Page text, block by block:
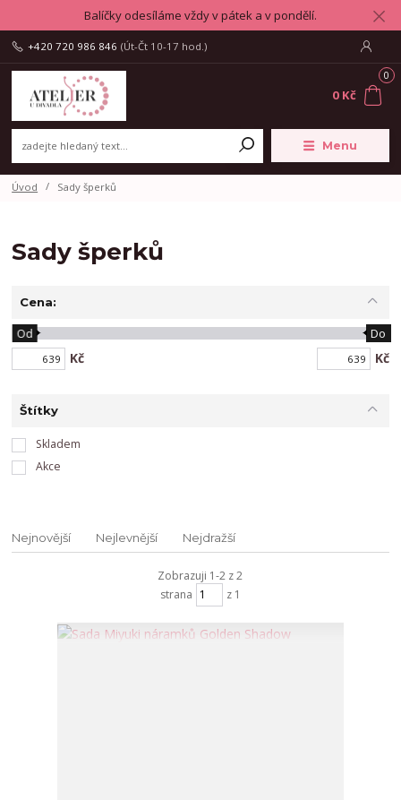
Balíčky odesíláme vždy v pátek a v pondělí.
Menu
+420 720 986 846 (Út-Čt 10-17 hod.)
0
0 Kč
Úvod Sady šperků
Sady šperků
Cena:
Kč
Od Do
Kč
Štítky
Skladem
Akce
Nejnovější Nejlevnější Nejdražší
Zobrazuji 1-2 z 2
strana
z 1